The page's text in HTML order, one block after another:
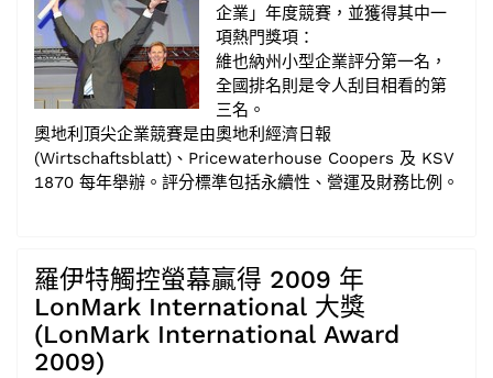
企業」年度競賽，並獲得其中一
項熱門獎項：
維也納州小型企業評分第一名，
全國排名則是令人刮目相看的第
三名。
奧地利頂尖企業競賽是由奧地利經濟日報
(Wirtschaftsblatt)、Pricewaterhouse Coopers 及 KSV
1870 每年舉辦。評分標準包括永續性、營運及財務比例。
羅伊特觸控螢幕贏得 2009 年
LonMark International 大獎
(LonMark International Award
2009)